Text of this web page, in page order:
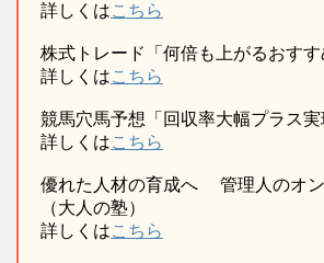
詳しくはこちら
株式トレード「何倍も上がるおす
詳しくはこちら
競馬穴馬予想「回収率大幅プラス
詳しくはこちら
優れた人材の育成へ 管理人のオ
（大人の塾）
詳しくはこちら